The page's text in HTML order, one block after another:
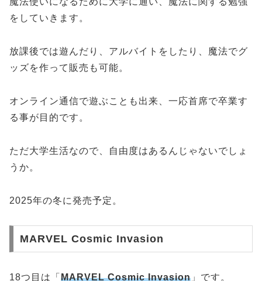
をしていきます。
放課後では遊んだり、アルバイトをしたり、魔法でグ
ッズを作って販売も可能。
オンライン通信で遊ぶことも出来、一応首席で卒業す
る事が目的です。
ただ大学生活なので、自由度はあるんじゃないでしょ
うか。
2025年の冬に発売予定。
MARVEL Cosmic Invasion
18つ目は「 MARVEL Cosmic Invasion 」です。